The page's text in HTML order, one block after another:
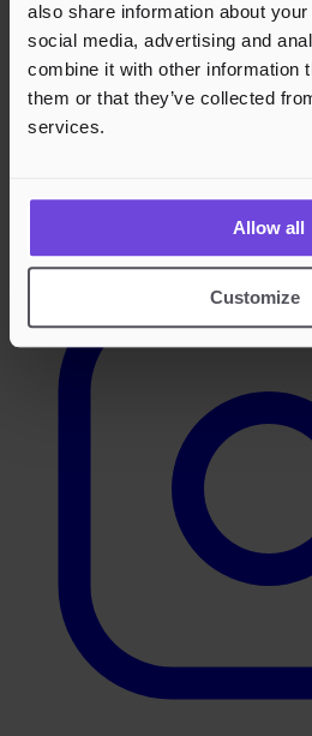
also share information about
social media, advertising and
combine it with other information
them or that they’ve collected
services.
Allow all
Customize